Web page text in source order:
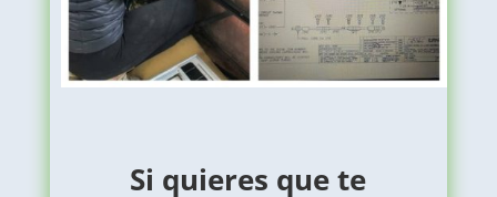
Si quieres que te